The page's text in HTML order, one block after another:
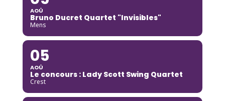
AOÛ
Bruno Ducret Quartet "Invisibles"
Mens
05
AOÛ
Le concours : Lady Scott Swing Quartet
Crest